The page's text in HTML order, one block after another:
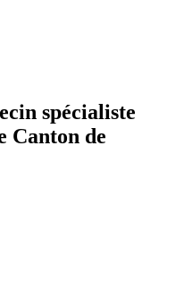
spécialiste
Canton de